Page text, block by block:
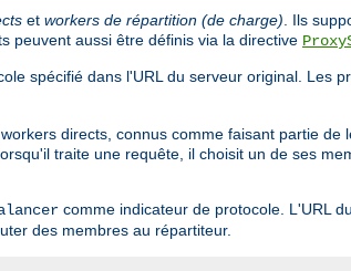
et workers de répartition (de charge) . Ils
peuvent aussi être définis via la directive
spécifié dans l'URL du serveur original. Les
directs, connus comme faisant partie
traite une requête, il choisit un de ses
comme indicateur de protocole. L'URL
des membres au répartiteur.